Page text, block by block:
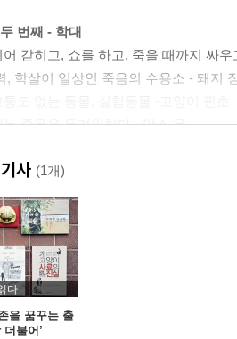
번째 - 학대
어 갇히고, 쇼를 하고, 죽을 때까지 싸
, 학살이 일상인 죽음의 수용소 - 돼지
죽음을 두려워한다 - 암소 옴
번째 - 대량학살
리가 사라지고 소수만 살아 남았다 -
망을 찢고 종의 절멸로 이끌다 - 모기
유 게임이 초래한 재앙 - 거북 바이아
, 인간의 변화 가능성 - 인간 에밀리오
사 (1개)
다
을 꿈꾸는 출
더불어’